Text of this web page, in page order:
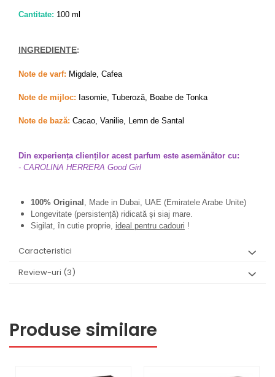
Cantitate: 100 ml
INGREDIENTE:
Note de varf: Migdale, Cafea
Note de mijloc: Iasomie, Tuberoză, Boabe de Tonka
Note de bază: Cacao, Vanilie, Lemn de Santal
Din experiența clienților acest parfum este asemănător cu:
- CAROLINA HERRERA Good Girl
100% Original , Made in Dubai, UAE (Emiratele Arabe Unite)
Longevitate (persistență) ridicată și siaj mare.
Sigilat, în cutie proprie, ideal pentru cadouri !
Caracteristici
Review-uri (3)
Produse similare